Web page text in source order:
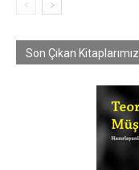
Son Çıkan Kitaplarımız